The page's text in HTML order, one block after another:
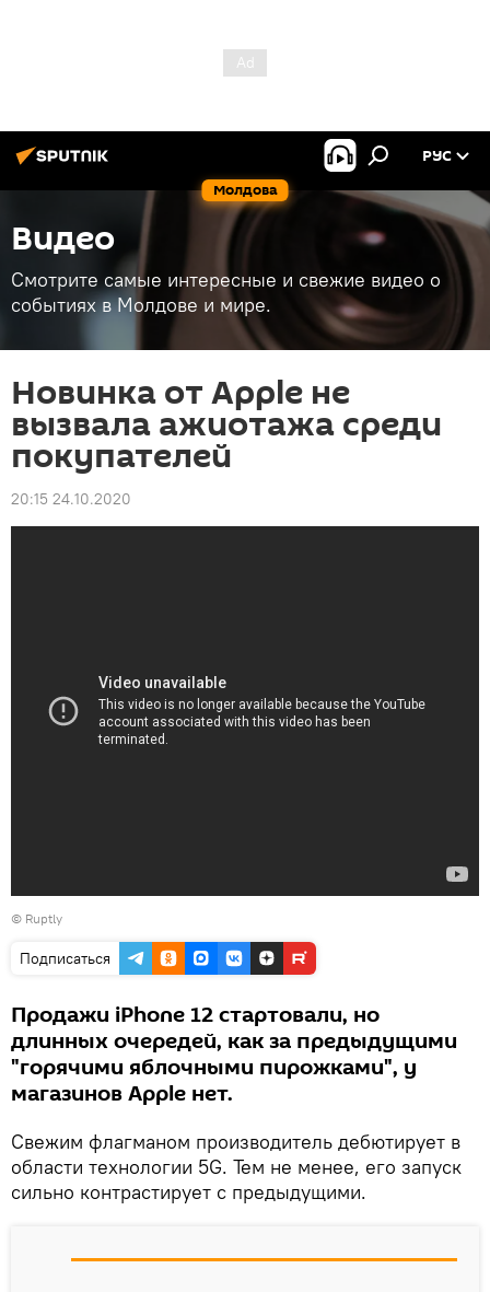
Молдова
РУС
Видео
Смотрите самые интересные и свежие видео о
событиях в Молдове и мире.
Новинка от Apple не
вызвала ажиотажа среди
покупателей
20:15 24.10.2020
© Ruptly
Подписаться
Продажи iPhone 12 стартовали, но
длинных очередей, как за предыдущими
"горячими яблочными пирожками", у
магазинов Apple нет.
Свежим флагманом производитель дебютирует в
облаcти технологии 5G. Тем не менее, его запуск
сильно контрастирует с предыдущими.